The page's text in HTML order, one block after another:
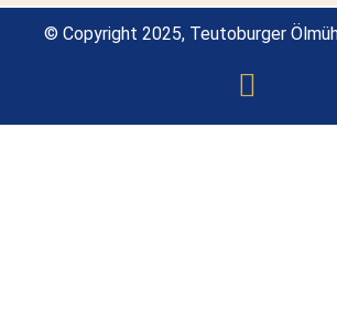
© Copyright 2025, Teutoburger